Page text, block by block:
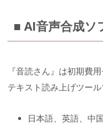
■ AI音声合成ソ
『音読さん』は初期費
テキスト読み上げツール
日本語、英語、中